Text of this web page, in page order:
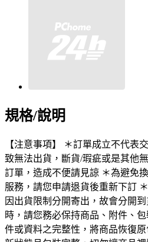
規格/說明
【注意事項】 ＊訂單成立不代表
致無法出貨，斷貨/瑕疵或是其他
訂單，造成不便請見諒 ＊為避免
服務，請您申請退貨後重新下訂
因出貨限制分開寄出，故會分開
時，請您務必保持商品、附件、
件或資料之完整性，將商品恢復